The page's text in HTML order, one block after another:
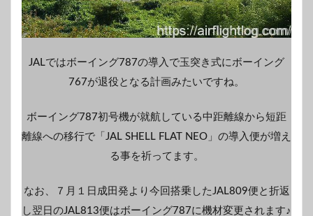
JALではボーイング787の導入で玉突き式にボーイング
767が退役となる計画みたいですね。
ボーイング787初号機が就航している中距離線から短距
離線への移行で「JAL SHELL FLAT NEO」の導入便が増え
る事を祈ってます。
なお、７月１日成田発より今回搭乗したJAL809便と折返
し翌日のJAL813便はボーイング787に機材変更されます♪